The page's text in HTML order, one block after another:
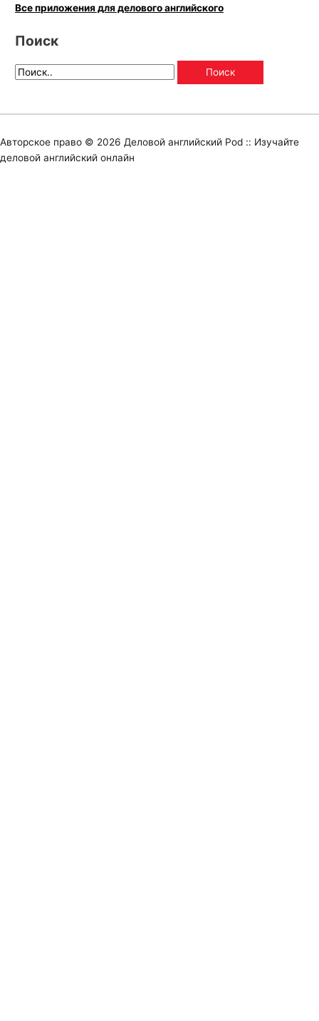
Все приложения для делового английского
Поиск
Авторское право © 2026 Деловой английский Pod :: Изучайте
деловой английский онлайн